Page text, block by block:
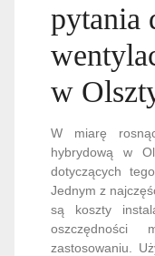
pytania
w
W miarę
hybrydową w
dotyczących
Jednym z
są koszty
oszczędności
zastosowaniu.